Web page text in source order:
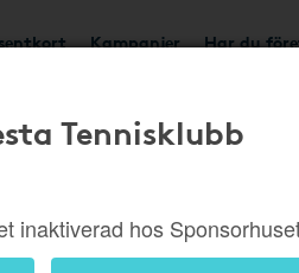
Kampanjer Har du
Tennisklubb
inaktiverad hos
till 1,5%